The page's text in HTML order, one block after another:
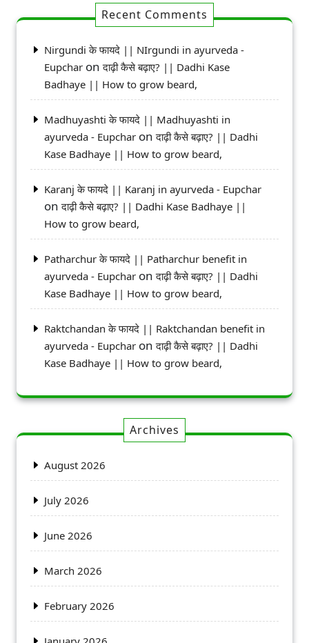
Recent Comments
Nirgundi के फायदे || NIrgundi in ayurveda -
Eupchar onदाढ़ी कैसे बढ़ाए? || Dadhi Kase
Badhaye || How to grow beard,
Madhuyashti के फायदे || Madhuyashti in
ayurveda - Eupchar onदाढ़ी कैसे बढ़ाए? || Dadhi
Kase Badhaye || How to grow beard,
Karanj के फायदे || Karanj in ayurveda - Eupchar
onदाढ़ी कैसे बढ़ाए? || Dadhi Kase Badhaye ||
How to grow beard,
Patharchur के फायदे || Patharchur benefit in
ayurveda - Eupchar onदाढ़ी कैसे बढ़ाए? || Dadhi
Kase Badhaye || How to grow beard,
Raktchandan के फायदे || Raktchandan benefit in
ayurveda - Eupchar onदाढ़ी कैसे बढ़ाए? || Dadhi
Kase Badhaye || How to grow beard,
Archives
August 2026
July 2026
June 2026
March 2026
February 2026